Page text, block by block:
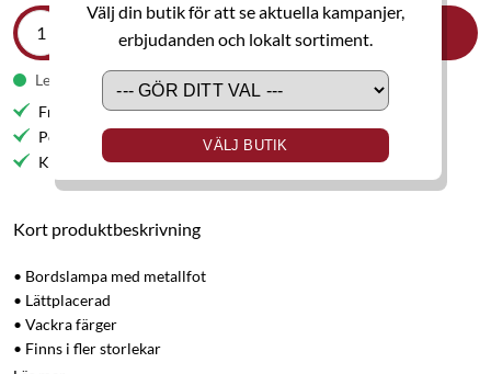
Välj din butik för att se aktuella kampanjer,
erbjudanden och lokalt sortiment.
VÄLJ BUTIK
LÄGG I VARUKORGEN
Leveranstid 1-2 veckor
Fri frakt till butik
Personlig service
Kvalitetsmöbler
Kort produktbeskrivning
• Bordslampa med metallfot
• Lättplacerad
• Vackra färger
• Finns i fler storlekar